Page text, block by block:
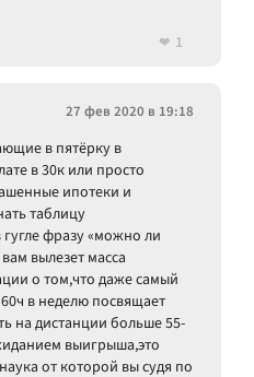
1
27 фев 2020 в 19:18
в пятёрку в
в 30к или просто
ипотеки и
таблицу
фразу «можно ли
вылезет масса
о том,что даже самый
в неделю посвящает
на дистанции больше 55-
выигрыша,это
от которой вы судя по